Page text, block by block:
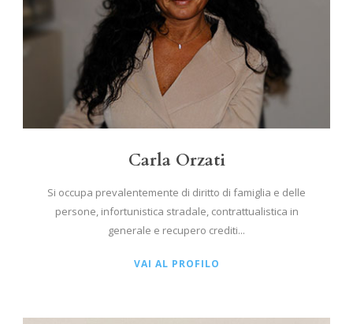
Carla Orzati
Si occupa prevalentemente di diritto di famiglia e delle
persone, infortunistica stradale, contrattualistica in
generale e recupero crediti...
VAI AL PROFILO